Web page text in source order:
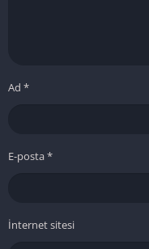
Ad *
E-posta*
İnternet sitesi